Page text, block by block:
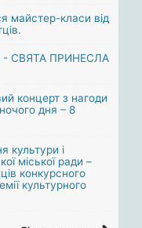
майстер-класи від
СВЯТА ПРИНЕСЛА
концерт з нагоди
дня – 8
культури і
міської ради –
конкурсного
культурного